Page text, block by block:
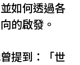
如何透過各
的啟發。
提到：「世